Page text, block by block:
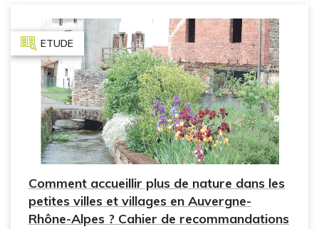
ETUDE
Comment accueillir plus de nature dans les
petites villes et villages en Auvergne-
Rhône-Alpes ? Cahier de recommandations